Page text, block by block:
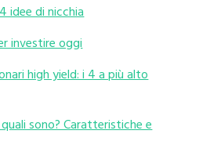
idee di nicchia
investire oggi
high yield: i 4 a più alto
sono? Caratteristiche e